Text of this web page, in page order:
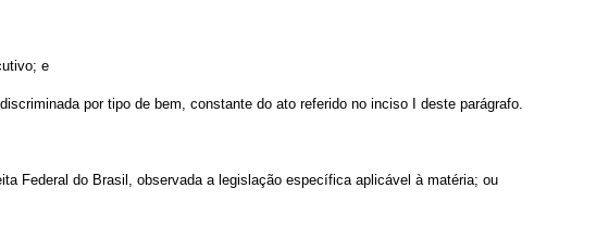
e
por tipo de bem, constante do ato referido no inciso I deste parágrafo.
Federal do Brasil, observada a legislação específica aplicável à matéria; ou